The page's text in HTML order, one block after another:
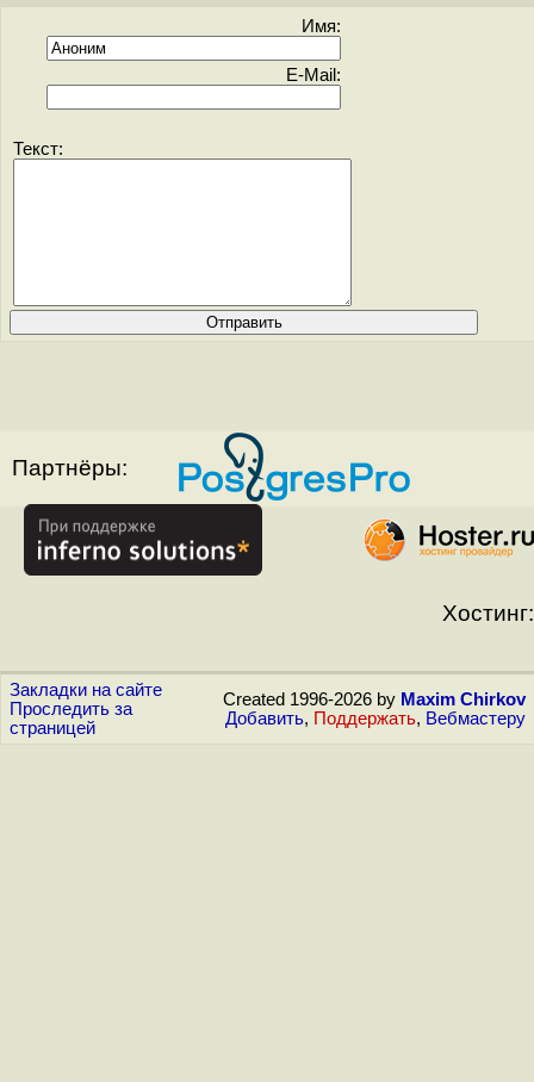
Имя:
E-Mail:
Текст:
Партнёры:
Хостинг:
Закладки на сайте
Проследить за
страницей
Created 1996-2026 by Maxim Chirkov
Добавить, Поддержать, Вебмастеру